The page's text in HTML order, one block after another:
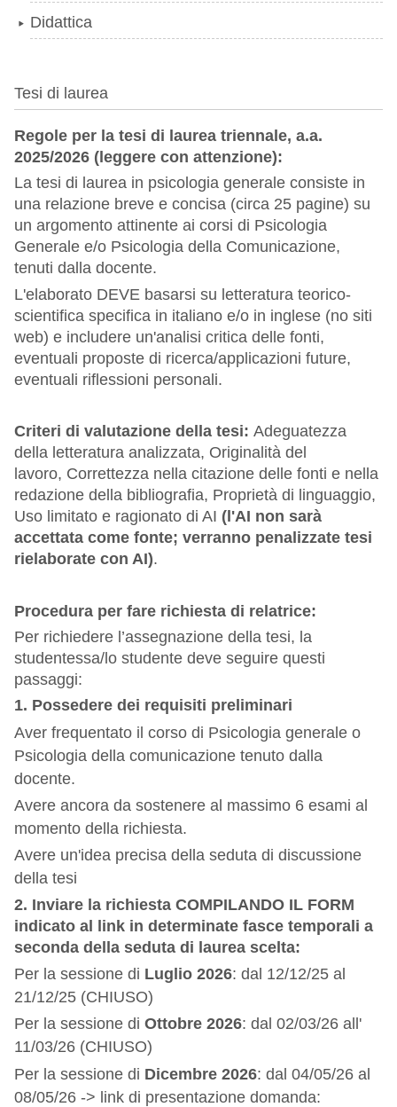
Didattica
Tesi di laurea
Regole per la tesi di laurea triennale, a.a.
2025/2026 (leggere con attenzione):
La tesi di laurea in psicologia generale consiste in
una relazione breve e concisa (circa 25 pagine) su
un argomento attinente ai corsi di Psicologia
Generale e/o Psicologia della Comunicazione,
tenuti dalla docente.
L'elaborato DEVE basarsi su letteratura teorico-
scientifica specifica in italiano e/o in inglese (no siti
web) e includere un'analisi critica delle fonti,
eventuali proposte di ricerca/applicazioni future,
eventuali riflessioni personali.
Criteri di valutazione della tesi: Adeguatezza
della letteratura analizzata, Originalità del
lavoro, Correttezza nella citazione delle fonti e nella
redazione della bibliografia, Proprietà di linguaggio,
Uso limitato e ragionato di AI (l'AI non sarà
accettata come fonte; verranno penalizzate tesi
rielaborate con AI).
Procedura per fare richiesta di relatrice:
Per richiedere l’assegnazione della tesi, la
studentessa/lo studente deve seguire questi
passaggi:
1. Possedere dei requisiti preliminari
Aver frequentato il corso di Psicologia generale o
Psicologia della comunicazione tenuto dalla
docente.
Avere ancora da sostenere al massimo 6 esami al
momento della richiesta.
Avere un'idea precisa della seduta di discussione
della tesi
2. Inviare la richiesta COMPILANDO IL FORM
indicato al link in determinate fasce temporali a
seconda della seduta di laurea scelta:
Per la sessione di Luglio 2026: dal 12/12/25 al
21/12/25 (CHIUSO)
Per la sessione di Ottobre 2026: dal 02/03/26 all'
11/03/26 (CHIUSO)
Per la sessione di Dicembre 2026: dal 04/05/26 al
08/05/26 -> link di presentazione domanda: